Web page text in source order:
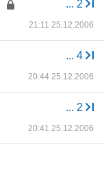
... 2
21:11 25.12.2006
... 4
20:44 25.12.2006
... 2
20:41 25.12.2006